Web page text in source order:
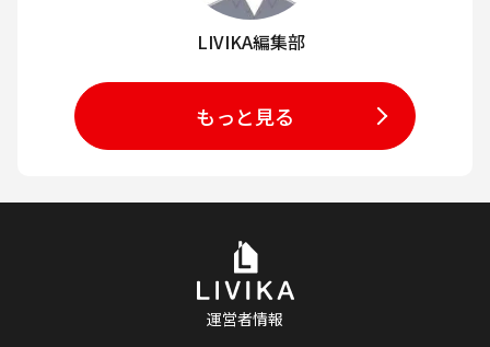
LIVIKA編集部
もっと見る
運営者情報